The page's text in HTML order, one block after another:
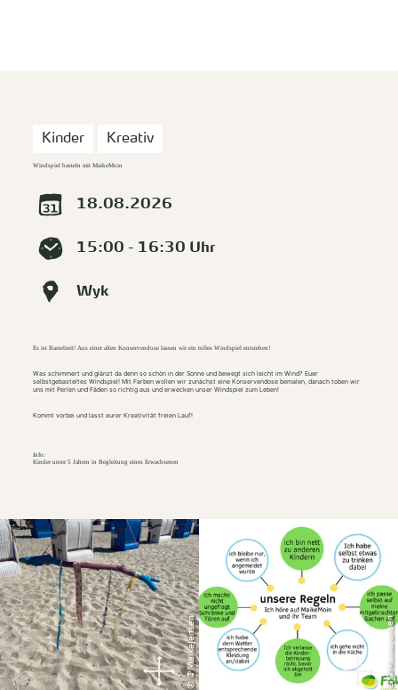
Kinder Kreativ
Windspiel basteln mit MaikeMoin
18.08.2026
15:00 - 16:30 Uhr
Wyk
Es ist Bastelzeit! Aus einer alten Konservendose lassen wir ein tolles Windspiel entstehen!
Was schimmert und glänzt da denn so schön in der Sonne und bewegt sich leicht im Wind? Euer
selbstgebasteltes Windspiel! Mit Farben wollen wir zunächst eine Konservendose bemalen, danach toben wir
uns mit Perlen und Fäden so richtig aus und erwecken unser Windspiel zum Leben!
Kommt vorbei und lasst eurer Kreativität freien Lauf!
Info:
Kinder unter 5 Jahren in Begleitung eines Erwachsenen
© @MaikeJensen © @MaikeJensen